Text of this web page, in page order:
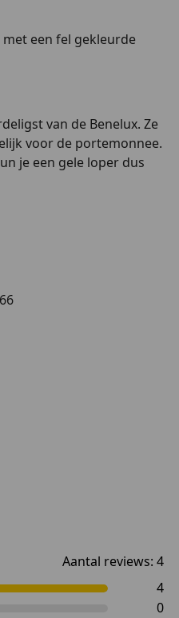
een fel gekleurde
van de Benelux. Ze
voor de portemonnee.
je een gele loper dus
Aantal reviews: 4
4
0